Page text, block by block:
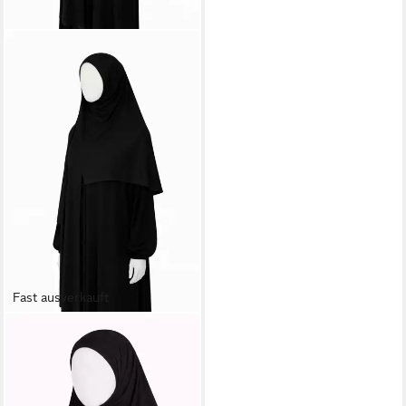
Fast ausverkauft
Hijab Easy-Hijab Hijab to-go
Kopftuch aus Jersey mit
Frontnaht, 180 × 70 cm (1-St.,